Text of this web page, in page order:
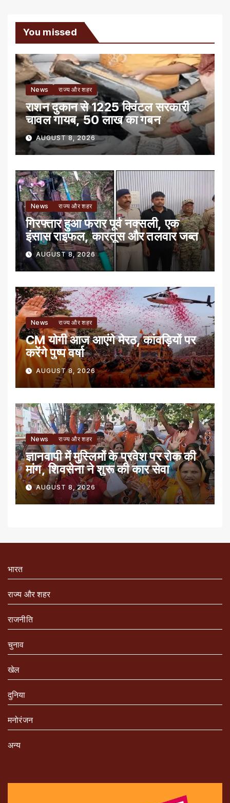
You missed
News राज्य और शहर
राशन दुकान से 1225 क्विंटल सरकारी
चावल गायब, 50 लाख का गबन
AUGUST 8, 2026
News राज्य और शहर
गिरफ्तार हुआ फरार पूर्व नक्सली, एक
इंसास राइफल, कारतूस और तलवार जब्त
AUGUST 8, 2026
News राज्य और शहर
CM योगी आज आएंगे मेरठ, कांवड़ियों पर
करेंगे पुष्प वर्षा
AUGUST 8, 2026
News राज्य और शहर
ज्ञानवापी में मुस्लिमों के प्रवेश पर रोक की
मांग, शिवसेना ने शुरू की कार सेवा
AUGUST 8, 2026
भारत
राज्य और शहर
राजनीति
चुनाव
खेल
दुनिया
मनोरंजन
अन्य